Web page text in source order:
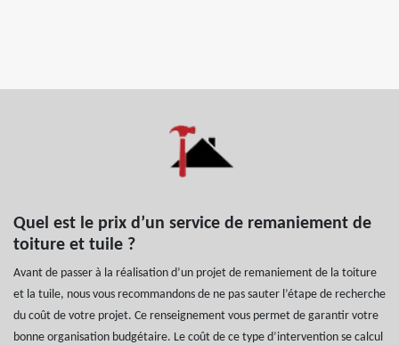
Quel est le prix d’un service de remaniement de
toiture et tuile ?
Avant de passer à la réalisation d’un projet de remaniement de la toiture
et la tuile, nous vous recommandons de ne pas sauter l’étape de recherche
du coût de votre projet. Ce renseignement vous permet de garantir votre
bonne organisation budgétaire. Le coût de ce type d’intervention se calcul